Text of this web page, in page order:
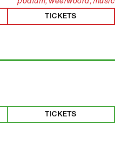
podium, weerwoord, music
TICKETS
TICKETS